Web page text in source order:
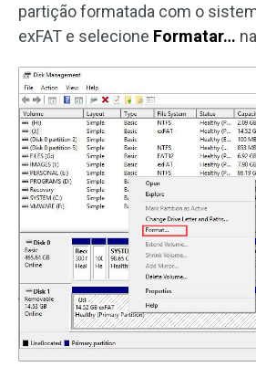
partição formatada com o
exFAT e selecione Formatar…